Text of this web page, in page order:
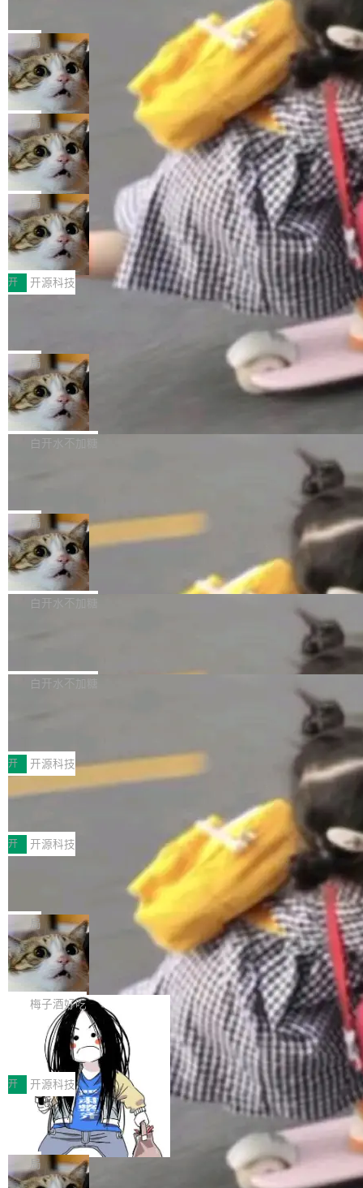
式”为主题，直面AI从实验室走向规模化产业落地
的核心质量命题。会上，《2026智能研发生产力
工具选型手册》发布，Testin云测的Testin XAge
nt智能测试系统入选AI测试领域代表产品。对CI
O而言，这提示了一个转变：AI测试正在从效率
工具升级为企业的质量基础设施。 CIO面对的新
现实 过去两年，CIO们的焦虑清单上多了两项：
一是如何让大模型和智能体应用安全地从PoC走
向生产，二是如何让测试团队跟得上AI应用...
有一种东西，一旦用过就回不去了。Alex Fedos
eev 管它叫"软件设计的基石"。 他说的东西不新
鲜——代数数据类型（ADT），尤其是和类型
（sum type）。但他说清楚了一件事：这不是类
型系统的学术体操，是日常编码的思维方式。 文
章从一个简单的例子切入。一个网站的深色主题
设置，如果用布尔值 + 可空字段来表示——bool
ean 表示是否可切换，nullable 的默认模式、浅
色方案、深色方案——会产生大量无意义的组
合。方案缺了、配置冲突了、全 null 了。要知道
哪些组合有效，作者说，你得靠"文档、校验、或
者部落知识"。 换个写法。Rust 的 enum，两个
变体：Switchable...
局
Cloudflare 开源内部企业 AI 平台 Clou
dflare OS
Cloudflare 发布了一个开源项目 Cloudflare O
S。如果你只看官方博客，你会觉得这是又一
个"AI 知识库 + 聊天机器人"——每个大厂都在
做，没什么新鲜的。 但 Kenton Varda 在 Twitte
r 上把事情说清楚了： 今天我们发布了 Cloudfla
re OS，一个带连接器的聊天机器人，跟其他所
有科技公司做的一样。只不过，实际上它不一
样。这是 Sandstorm.io 的重制版，我十年前的
那个创业公司。不同的是，这次它构建在 Cloudf
lare Workers 上——我花了九年时间搭建的平台
——并且深度集成了 AI。这基本上是我十年秘密
局
Deno 团队开源 Celld，可自托管的分
布式 Durable Objects
Ryan Dahl 领导的 Deno 团队推出了最新开源项
目 Celld，一个能在自己机器上运行 Cloudflare
Workers 和 Durable Objects 的守护进程。 设
计思路很直接：每个对象是一个独立的 SQLite
数据库，按名称寻址，复制到你自己的 S3 兼容
存储库里。节点之间只通过这个存储库协调——
没有控制平面，没有共识协议。每个对象自带一
个小型数据库，应用天然按分片构建，单个数据
库的竞争和爆炸半径问题在设计层面就被消除
了。 闲置的 cell 会休眠到几乎不占资源。当 cel
l 迁移或唤醒时，新宿主从 S3 恢复 SQLite 数据
库继续执行。存储库是持久化的唯一真相...
局
鲁大师7月新机性能/流畅/AI榜：vivo夺
性能、流畅双第一，三星Galaxy Z系列
新折叠缺席
2026年7月的手机市场，由于存储等硬件成本暴
增，手机厂商的日子也不好过啊，新机速度明显
放缓，因此硝烟味淡了许多。新机参数规格除开
Fold8 / Z Flip8）外，其余要么是中低端机器，
例如iQOO Z11i、REDMI Note 17、REDMI No
te 17 Pro、OPPO K15，要么是vivo X300 E这
样的次旗舰。 Galaxy Z Fold8 Ultra / Z Fold8 /
Z Flip8三款折叠屏新机均在7月22日发布，且全
部搭载骁龙8 Elite Gen5 for Galaxy，它们本该
开 开源科技
Zed 编辑器团队发布了新项目——DeltaDB，一
个在 git commit 之间记录每一次编辑操作的版
本控制系统。目前处于 Early Access 阶段。 De
ltaDB 的核心思路直接写在 landing page 最显
眼的位置：「Software is made between com
mits」——软件是在 commit 之间写出来的。git
是把这段空隙补上。 回退到任何一次编辑：Delt
aDB 捕获 commit 之间的每一次操作，...
局
SpaceXAI 单季资本开支达 183 亿美元
根据风险投资人Tomer Tunguz 博客（VC 分
析）披露的最新分析与第二季度业绩报告，Spac
微软同期总资本开支的四成。 与亚马逊、Alpha
bet、微软以及 Meta 等传统科技巨头相比，Spa
ceXAI的资金消耗速度尤为引人瞩目。然而，支
撑庞大支出的资金来源却呈现出截然不同的面
貌。数据显示，微软和 Meta 主要依托充沛的经
白开水不加糖
一个在终端里运行的编程 agent；Muse Spark
1.2，驱动这个 agent 的新模型。一句话概括：
你可以用 curl -fsSL https://dev.meta.ai/install.
sh | bash 安装一个能在大项目里自动规划、写
代码、验证结果的 AI 终端工具。 据介绍，Muse
个主 agent 循环，外加一组后台 agent。这些后
局
美团开源 LoHoSearch，用知识图谱校
准 AI 能力认知
机器出题的前提，是让机器拥有全局视野。整个
构建流程可以分为四个环节：建图 → 控制难度
白开水不加糖
库，并将作为transport接入Mooncake TENT。
MPComm将作为一种传输引擎接入Mooncake T
ENT，实现零拷贝传输性能提升30%、非零拷贝
传输性能最高提升5倍。UCL-MPComm底层基
于自研UCL-Engine通信引擎，后续腾讯网平将
持续开源更多基于UCL-Engine的高性能通信组
件。 腾讯网平团队在UCL-MPComm中实现了一
个独立于业务线程的全局通信引擎（Engine），
白开水不加糖
型案例入选名单》，深信服“面向企业研发场景的
开源 AI 编程平台 CoStrict 应用”凭借卓越的技术
创新与落地成效成功入选。 全链路私有化部署，
助力企业AI研发安全落地 当前，越来越多企业已
经开始引入 AI Coding 工具，通过调用公有云模
型或企业内部部署模型提升研发效率。但随着 AI
Coding 从个人辅助工具逐步走向团队级、组织
级应用，企业在规模化落地过程中，对安全性、
可控性和代码质量提出了更高要求。 首先是数据
安全与合规要求。对于大多数普通研发场景，公
有云模型能够满足快速试用和效率提升的需求。
但对于金融、能源、医疗等对数据安全要求较...
开 开源科技
深信服AI算力网关入选工信部人工智能
前不久，工业和信息化部正式发布《2025年人工
智能应用典型案例名单》，集中展示人工智能在
各领域的应用成果，覆盖技术底座、行业赋能、
产品应用、支撑保障、专题等五大方向。深信服
AI算力网关（AI创新平台）成功入选！ 随着各行
各业的Agent走向规模化建设，算力构成形态逐
渐丰富，用户关注的重点也在发生变化：不只是
让AI用起来，还要进一步看清混合算力时代下，
Token花在哪里、算力是否被充分利用，以及持
续增长的AI成本该如何优化。 深信服AI算力网关
正是围绕这些实际问题，从Token治理和成本治
理两个方面，让用户的每一份算力都看得清、管
得住、用得稳、省得下、更安全！ 一、从现在开
始，Token使用一目...
开 开源科技
Jeff Dean 离开 Google：一个时代的结
束，一个实验室的开始
Google 员工编号 20。MapReduce 作者之一。
Bigtable 作者之一。TensorFlow 的作者之一。
Gemini 的架构师。Google 首席科学家。 Jeff D
ean 在 Google 工作了 27 年后，宣布离职。 他
不是一个人走。一同离开的还有 Sanjay Ghema
wat（Google 员工编号 23，Jeff Dean 二十多
年的编程搭档，MapReduce 和 Bigtable 的共同
作者）、Quoc Le（Google 大脑核心成员，Se
q2Seq 和 DocAI 的共同发明人）以及 Oriol Vin
yals（Gemini 联合负责人，AlphaSta...
局
🔥 SolonCode v2026.8.4 发布：界面
字体可调、22 种语言、记忆搜索增强
打开终端就能上岗的全中文编码智能体，这一轮
把「看得清、用母语、记得住」三件事一次补
齐。 SolonCode 是什么 SolonCode 是杭州无
耳科技研发的企业级终端编码智能体——一位全
中文驱动的数字员工，自主理解需求、规划步
骤、编写代码。不挑模型、不挑平台，curl 一行
装完即用。 开源地址：Gitee · GitCode · GitHu
b 安装 支持 Java 8+（8~26）、macOS / Linu
x / Windows / Harmony PC。 # macOS / Linu
x / Harmony PC curl -fsSL https://solon.noea
r.org/solon...
梅子酒好吃
让“代码语义理解”深度释放AI Coding
价值潜能：华为云码道（CodeArts）
代码仓技术解析
一、代码仓深度理解技术的作用与价值 在软件工
程实践中，代码仓是企业核心知识资产的主要载
体。企业级代码仓库通常包含数十万乃至数百万
个文件，其规模远超单次模型调用可承载的上下
文窗口。随着项目规模的持续扩张与代码历史的
不断累积，代码仓中的模块关系、接口契约、业
务逻辑等关键信息往往分散于数十乃至数百个文
开 开源科技
一条“删库”命令跑 17 小时，算法工程
师删光 89TB 数据只为干私活
最高人民检察院8月4日公布了一起案件：北京一
名90后算法工程师王某，为了给自己接的私活腾
服务器空间，删光了公司AI游戏部门的全部核心
局